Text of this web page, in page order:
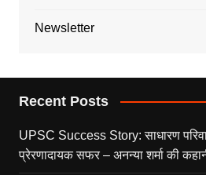
Newsletter
Recent Posts
UPSC Success Story: साधारण
प्रेरणादायक सफर – अनन्या शर्मा की